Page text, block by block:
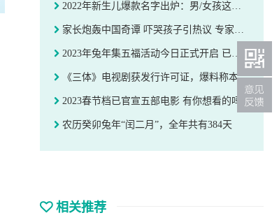
2022年新生儿爆款名字出炉：男/女孩这些名字真土爆了？
家长炮轰中国奇谭 吓哭孩子引热议 专家回应制作方可以无视
2023年兔年集五福活动今日正式开启 已有3万人集齐
《三体》电视剧获发行许可证，爆料称本月中旬播出
2023春节档已官宣五部电影 有你想看的吗
农历癸卯兔年“闰二月”，全年共有384天
相关推荐